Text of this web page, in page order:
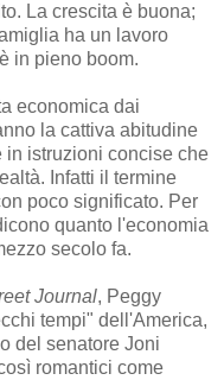
La crescita è buona;
ha un lavoro
in pieno boom.
economica dai
la cattiva abitudine
istruzioni concise che
Infatti il termine
poco significato. Per
quanto l'economia
secolo fa.
Journal, Peggy
tempi" dell'America,
del senatore Joni
romantici come